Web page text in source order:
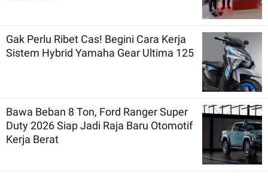
Gak Perlu Ribet Cas! Begini Cara Kerja
Sistem Hybrid Yamaha Gear Ultima 125
Bawa Beban 8 Ton, Ford Ranger Super
Duty 2026 Siap Jadi Raja Baru Otomotif
Kerja Berat